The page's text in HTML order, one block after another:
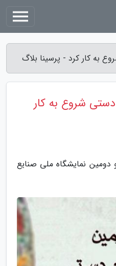
به کار کرد - پرسینا بلاگ
شروع به کار
دومین نمایشگاه ملی صنایع